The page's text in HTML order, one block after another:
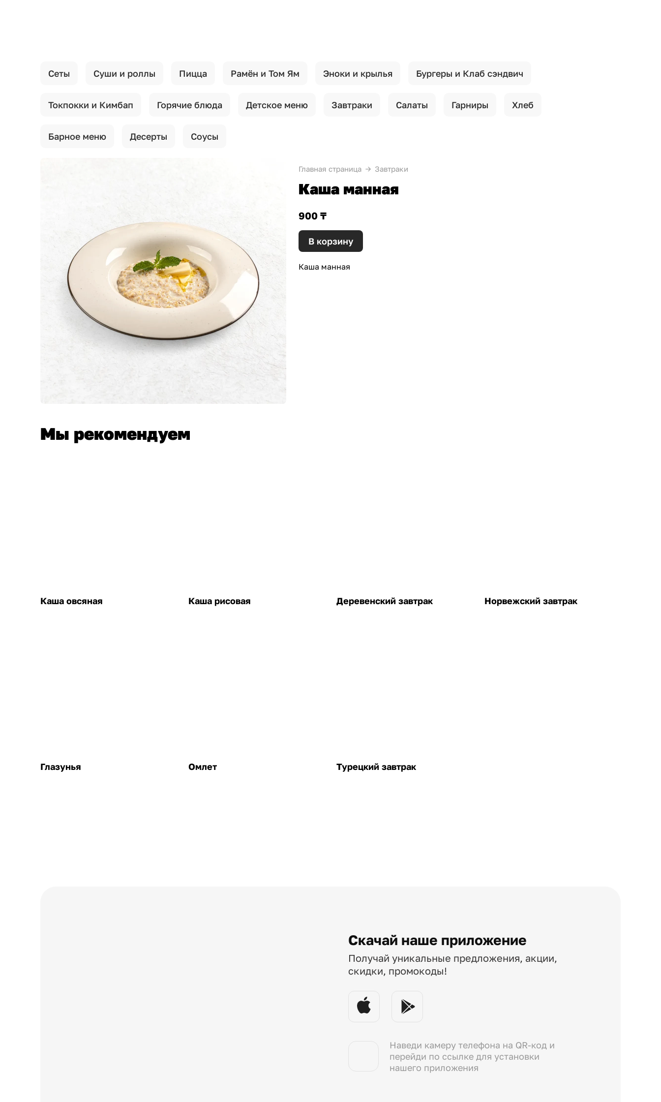
Сеты Суши и роллы Пицца Рамён и Том Ям Эноки и крылья Бургеры и Клаб сэндвич
Токпокки и Кимбап Горячие блюда Детское меню Завтраки Салаты Гарниры Хлеб
Барное меню Десерты Соусы
Главная страница Завтраки
Каша манная
900 ₸
В корзину
Каша манная
Мы рекомендуем
Каша овсяная Каша рисовая Деревенский завтрак Норвежский завтрак
Глазунья Омлет Турецкий завтрак
Скачай наше приложение
Получай уникальные предложения, акции,
скидки, промокоды!
Наведи камеру телефона на QR-код и
перейди по ссылке для установки
нашего приложения